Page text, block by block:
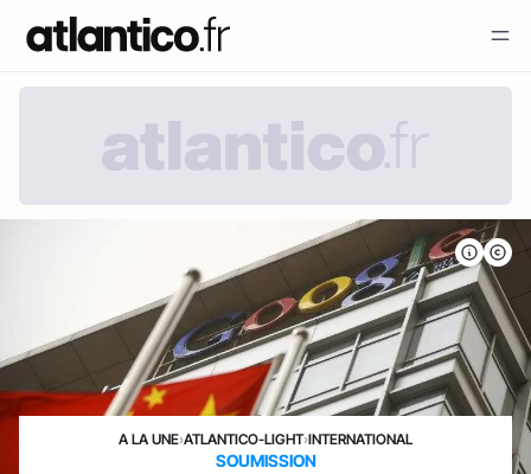
A LA UNE›ATLANTICO-LIGHT›INTERNATIONAL
SOUMISSION